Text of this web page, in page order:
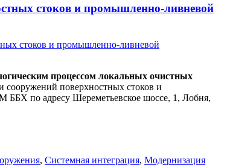
стоков и промышленно-ливневой
процессом локальных очистных
сооружений поверхностных стоков и
по адресу Шереметьевское шоссе, 1, Лобня,
, Системная интеграция, Модернизация